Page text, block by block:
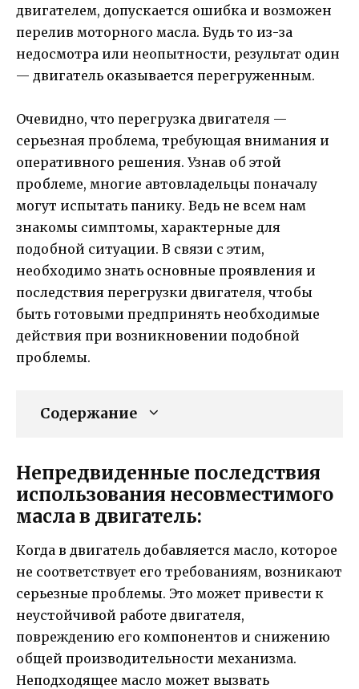
двигателем, допускается ошибка и возможен
перелив моторного масла. Будь то из-за
недосмотра или неопытности, результат один
— двигатель оказывается перегруженным.
Очевидно, что перегрузка двигателя —
серьезная проблема, требующая внимания и
оперативного решения. Узнав об этой
проблеме, многие автовладельцы поначалу
могут испытать панику. Ведь не всем нам
знакомы симптомы, характерные для
подобной ситуации. В связи с этим,
необходимо знать основные проявления и
последствия перегрузки двигателя, чтобы
быть готовыми предпринять необходимые
действия при возникновении подобной
проблемы.
Содержание
Непредвиденные последствия
использования несовместимого
масла в двигатель:
Когда в двигатель добавляется масло, которое
не соответствует его требованиям, возникают
серьезные проблемы. Это может привести к
неустойчивой работе двигателя,
повреждению его компонентов и снижению
общей производительности механизма.
Неподходящее масло может вызвать